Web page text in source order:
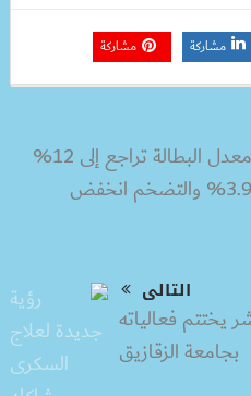
مشاركة مشاركة
وزيرةالتخطيط : معدل البطالة تراجع إلى 12%
والنمو ارتفع إلى 3.9% والتضخم انخفض
التالى
يختتم فعالياته
بجامعة الزقازيق